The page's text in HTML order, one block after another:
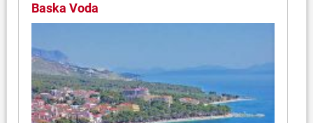
Baska Voda